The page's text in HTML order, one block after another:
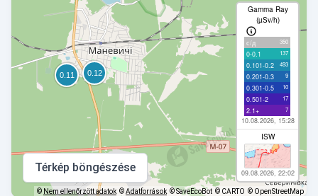
Gamma Ray
(µSv/h)
с/д 350
0-0.1 137
0.101-0.2 493
0.201-0.3 9
0.301-0.5 10
0.501-2 17
2.1+ 7
10.08.2026, 15:28
ISW
09.08.2026, 22:02
Térkép böngészése
© Nem ellenőrzött adatok ©Adatforrások © SaveEcoBot © CARTO © OpenStreetMap